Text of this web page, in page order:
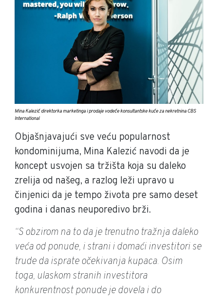
Mina Kalezić direktorka marketinga i prodaje vodeće konsultantske kuće za nekretnina CBS
International
Objašnjavajući sve veću popularnost
kondominijuma, Mina Kalezić navodi da je
koncept usvojen sa tržišta koja su daleko
zrelija od našeg, a razlog leži upravo u
činjenici da je tempo života pre samo deset
godina i danas neuporedivo brži.
“S obzirom na to da je trenutno tražnja daleko
veća od ponude, i strani i domaći investitori se
trude da isprate očekivanja kupaca. Osim
toga, ulaskom stranih investitora
konkurentnost ponude je dovela i do